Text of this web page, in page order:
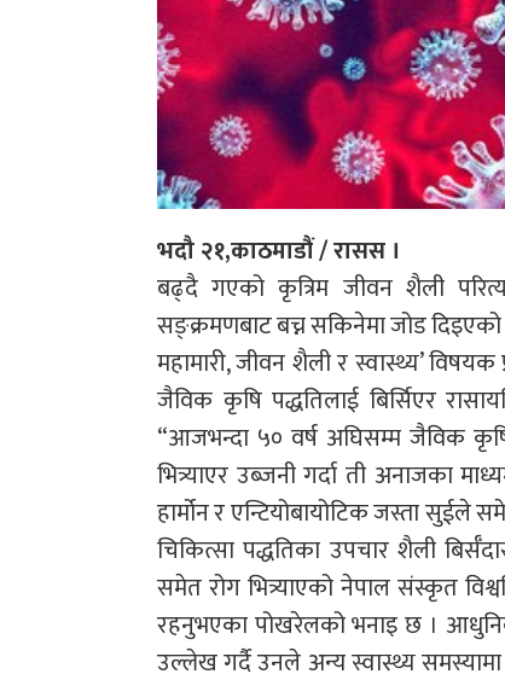
भदौ २१,काठमाडौं / रासस ।
बढ्दै गएको कृत्रिम जीवन शैली
सङ्क्रमणबाट बच्न सकिनेमा जोड दिइएको
महामारी, जीवन शैली र स्वास्थ्य’ विषयक
जैविक कृषि पद्धतिलाई बिर्सिएर
“आजभन्दा ५० वर्ष अघिसम्म जैविक कृषि
भित्र्याएर उब्जनी गर्दा ती अनाजका
हार्मोन र एन्टियोबायोटिक जस्ता
चिकित्सा पद्धतिका उपचार शैली
समेत रोग भित्र्याएको नेपाल संस्कृत
रहनुभएका पोखरेलको भनाइ छ ।
उल्लेख गर्दै उनले अन्य स्वास्थ्य